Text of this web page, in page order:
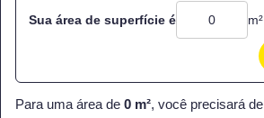
Sua área de superfície é m²
Para uma área de 0 m², você precisará de